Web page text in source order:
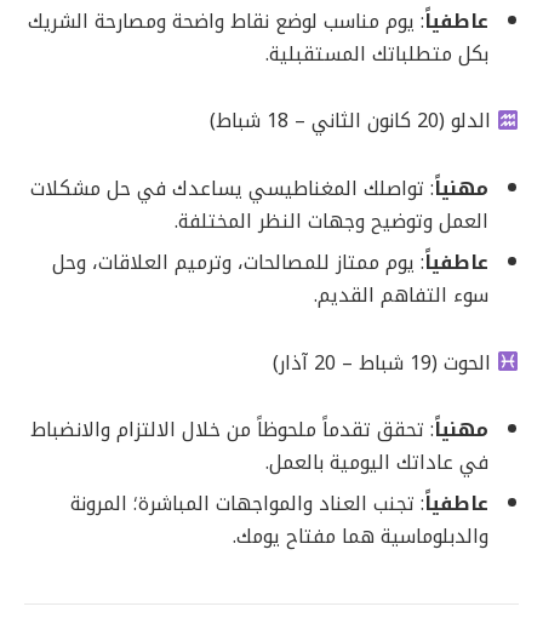
عاطفياً: يوم مناسب لوضع نقاط واضحة ومصارحة الشريك
بكل متطلباتك المستقبلية.
الدلو (20 كانون الثاني – 18 شباط)
مهنياً: تواصلك المغناطيسي يساعدك في حل مشكلات
العمل وتوضيح وجهات النظر المختلفة.
عاطفياً: يوم ممتاز للمصالحات، وترميم العلاقات، وحل
سوء التفاهم القديم.
الحوت (19 شباط – 20 آذار)
مهنياً: تحقق تقدماً ملحوظاً من خلال الالتزام والانضباط
في عاداتك اليومية بالعمل.
عاطفياً: تجنب العناد والمواجهات المباشرة؛ المرونة
والدبلوماسية هما مفتاح يومك.